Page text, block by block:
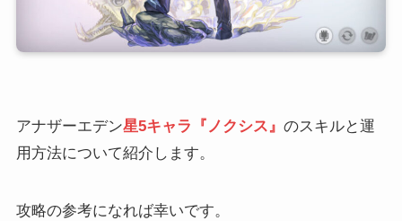
アナザーエデン星5キャラ『ノクシス』 のスキルと運
用方法について紹介します。
攻略の参考になれば幸いです。